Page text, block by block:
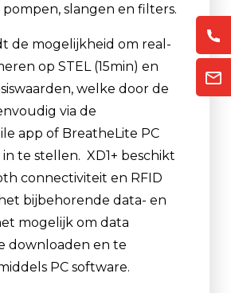
slangen en filters.
de mogelijkheid om real-
op STEL (15min) en
welke door de
via de
app of BreatheLite PC
te stellen. XD1+ beschikt
connectiviteit en RFID
bijbehorende data- en
mogelijk om data
downloaden en te
PC software.